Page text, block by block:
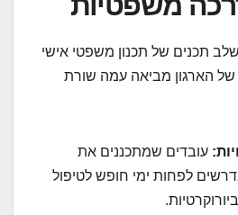
תכנים של תכנון משפטי אישי
של הארגון מביאה עמה שורת
עובדים שמתכננים את
לפחות ימי חופש לטיפול